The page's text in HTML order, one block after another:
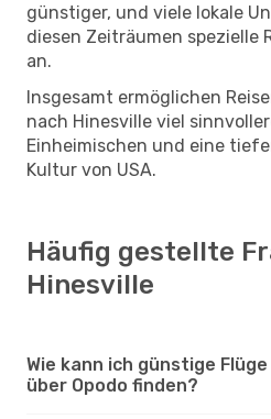
günstiger, und viele lokale
diesen Zeiträumen spezielle
an.
Insgesamt ermöglichen
nach Hinesville viel
Einheimischen und eine
Kultur von USA.
Häufig gestellte
Hinesville
Wie kann ich günstige
über Opodo finden?